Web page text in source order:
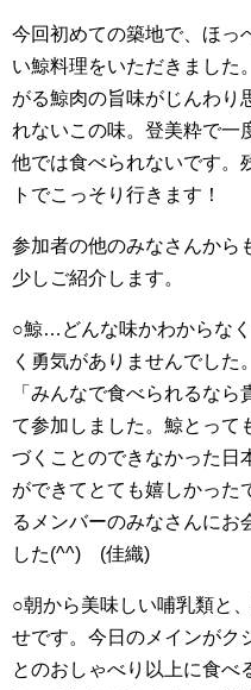
今回初めての築地で、ほっ
い鯨料理をいただきました
がる鯨肉の旨味がじんわり
れないこの味。登美粋で一
他では食べられないです。
トでこっそり行きます！
参加者の他のみなさんから
少しご紹介します。
○鯨…どんな味かわからな
く勇気がありませんでした
「みんなで食べられるな
て参加しました。鯨とって
づくことのできなかった日
ができてとても嬉しかった
るメンバーのみなさんにお
した(^^) (佳織)
○朝から美味しい哺乳類と
せです。今日のメインがク
とのおしゃべり以上に食べ